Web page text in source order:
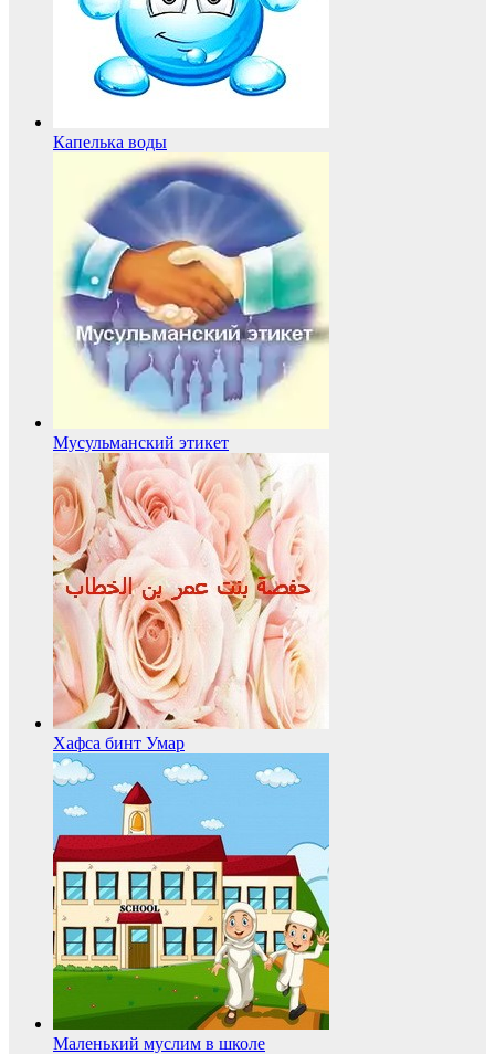
Капелька воды
Мусульманский этикет
Хафса бинт Умар
Маленький муслим в школе